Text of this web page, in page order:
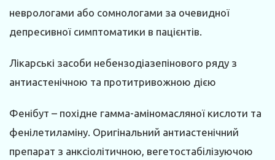
неврологами або сомнологами за очевидної
депресивної симптоматики в пацієнтів.
Лікарські засоби небензодіазепінового ряду з
антиастенічною та протитривожною дією
Фенібут – похідне гамма-аміномасляної кислоти та
фенілетиламіну. Оригінальний антиастенічний
препарат з анксіолітичною, вегетостабілізуючою